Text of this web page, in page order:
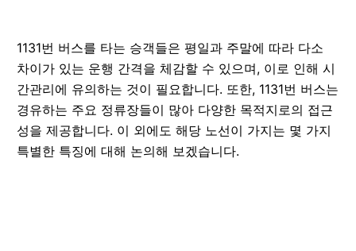
1131번 버스를 타는 승객들은 평일과 주말에 따라 다소
차이가 있는 운행 간격을 체감할 수 있으며, 이로 인해 시
간관리에 유의하는 것이 필요합니다. 또한, 1131번 버스는
경유하는 주요 정류장들이 많아 다양한 목적지로의 접근
성을 제공합니다. 이 외에도 해당 노선이 가지는 몇 가지
특별한 특징에 대해 논의해 보겠습니다.